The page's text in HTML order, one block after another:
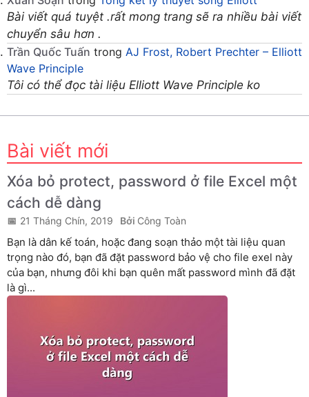
Bài viết quá tuyệt .rất mong trang sẽ ra nhiều bài viết
chuyển sâu hơn .
Trần Quốc Tuấn trong AJ Frost, Robert Prechter – Elliott
Wave Principle
Tôi có thể đọc tài liệu Elliott Wave Principle ko
Bài viết mới
Xóa bỏ protect, password ở file Excel một
cách dễ dàng
21 Tháng Chín, 2019 Công Toàn
Bạn là dân kế toán, hoặc đang soạn thảo một tài liệu quan
trọng nào đó, bạn đã đặt password bảo vệ cho file exel này
của bạn, nhưng đôi khi bạn quên mất password mình đã đặt
là gì...